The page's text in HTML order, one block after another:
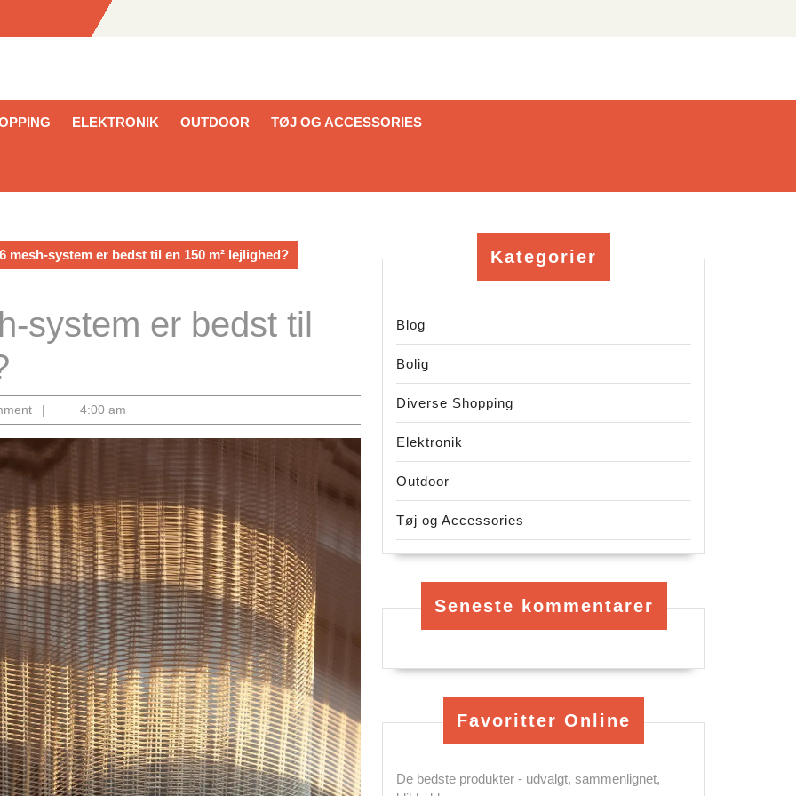
ELEKTRONIK OUTDOOR TØJ OG ACCESSORIES
mesh-system er bedst til en 150 m² lejlighed?
system er bedst til
| 4:00 am
Kategorier
Blog
Bolig
Diverse Shopping
Elektronik
Outdoor
Tøj og Accessories
Seneste kommentarer
Favoritter Online
De bedste produkter - udvalgt, sammenlignet,